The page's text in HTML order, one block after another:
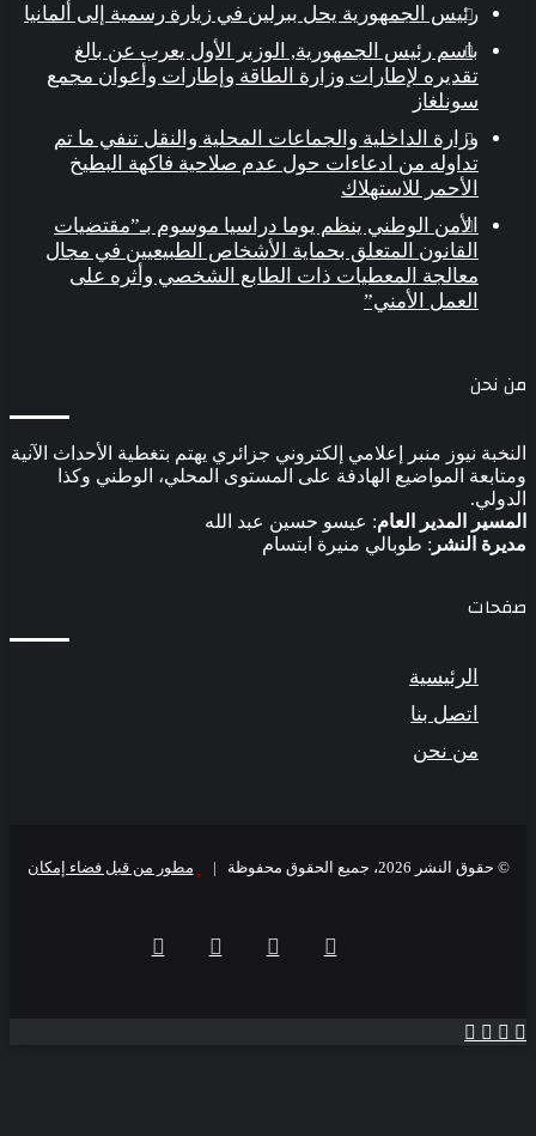
رئيس الجمهورية يحل ببرلين في زيارة رسمية إلى ألمانيا
باسم رئيس الجمهورية, الوزير الأول يعرب عن بالغ
تقديره لإطارات وزارة الطاقة وإطارات وأعوان مجمع
سونلغاز
وزارة الداخلية والجماعات المحلية والنقل تنفي ما تم
تداوله من ادعاءات حول عدم صلاحية فاكهة البطيخ
الأحمر للاستهلاك
الأمن الوطني ينظم يوما دراسيا موسوم بـ”مقتضيات
القانون المتعلق بحماية الأشخاص الطبيعيين في مجال
معالجة المعطيات ذات الطابع الشخصي وأثره على
العمل الأمني”
نحن
نيوز منبر إعلامي إلكتروني جزائري يهتم بتغطية الأحداث الآنية
المواضيع الهادفة على المستوى المحلي، الوطني وكذا
المدير العام: عيسو حسين عبد الله
النشر: طوبالي منيرة ابتسام
الرئيسية
اتصل بنا
من نحن
© حقوق النشر 2026، جميع الحقوق محفوظة | مطور من قبل فضاء إمكان
فيسبوك‫X
‫YouTubeانستقرام
فيسبوك‫X
واتسابتيلقرام